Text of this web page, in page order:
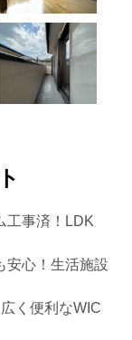
工事済！LDK
安心！生活施設
く便利なWIC